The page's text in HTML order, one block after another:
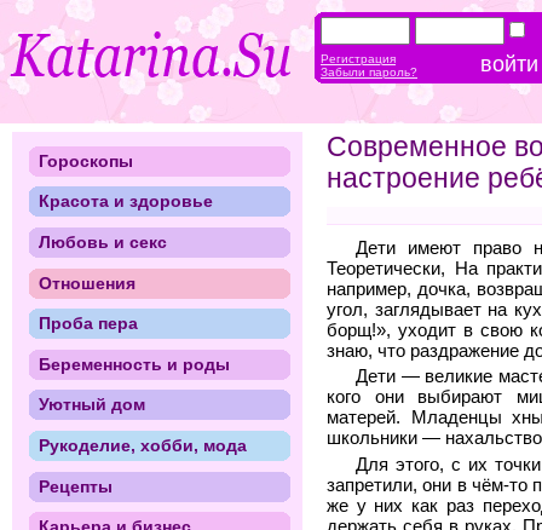
Современное
настроение
Дети имеют право
Теоретически, На
например, дочка,
угол, заглядывает на
борщ!», уходит в свою
знаю, что раздражение
Дети — великие
кого они выбирают
матерей. Младенцы
школьники —
Для этого, с их
запретили, они в чём-то
же у них как раз
Гороскопы
Красота и здоровье
Любовь и секс
Отношения
Проба пера
Беременность и роды
Уютный дом
Рукоделие, хобби, мода
Рецепты
Регистрация
Забыли пароль?